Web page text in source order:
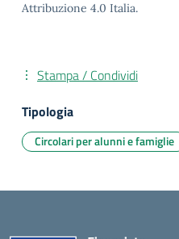
Attribuzione 4.0 Italia.
Stampa / Condividi
Tipologia
Circolari per alunni e famiglie